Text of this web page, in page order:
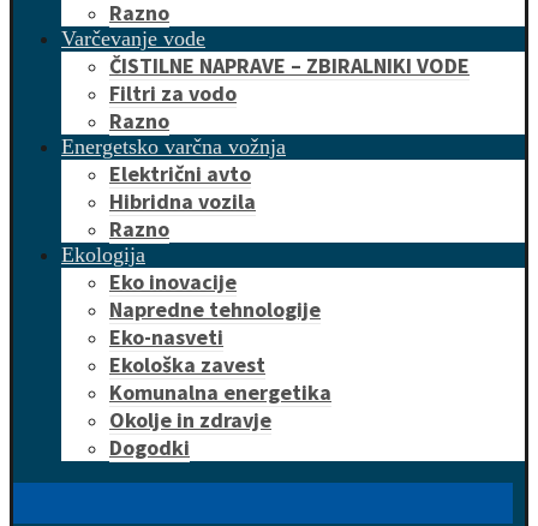
Razno
Varčevanje vode
ČISTILNE NAPRAVE – ZBIRALNIKI VODE
Filtri za vodo
Razno
Energetsko varčna vožnja
Električni avto
Hibridna vozila
Razno
Ekologija
Eko inovacije
Napredne tehnologije
Eko-nasveti
Ekološka zavest
Komunalna energetika
Okolje in zdravje
Dogodki